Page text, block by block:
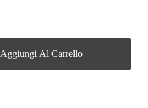
Aggiungi Al Carrello